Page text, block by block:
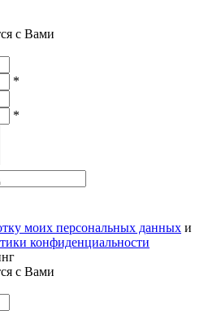
с Вами
*
*
моих персональных данных и
конфиденциальности
с Вами